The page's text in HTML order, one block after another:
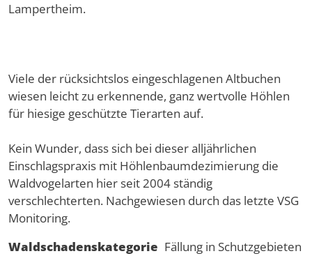
Lampertheim.
Viele der rücksichtslos eingeschlagenen Altbuchen
wiesen leicht zu erkennende, ganz wertvolle Höhlen
für hiesige geschützte Tierarten auf.
Kein Wunder, dass sich bei dieser alljährlichen
Einschlagspraxis mit Höhlenbaumdezimierung die
Waldvogelarten hier seit 2004 ständig
verschlechterten. Nachgewiesen durch das letzte VSG
Monitoring.
Waldschadenskategorie Fällung in Schutzgebieten